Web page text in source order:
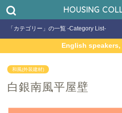
HOUSING
「カテゴリー」の一覧 -Category List-
English
和風(外装建材)
白銀南風平屋壁